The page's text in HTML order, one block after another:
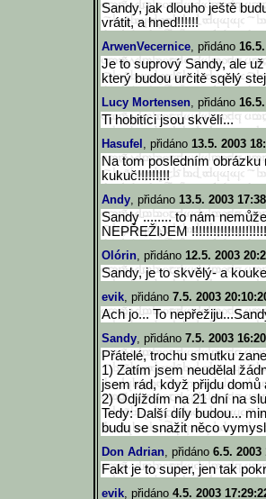
Sandy, jak dlouho ještě
vrátit, a hned!!!!!!
ArwenVecernice, přidáno
Je to suprový Sandy, ale
který budou určitě sqělý
Lucy Mortensen, přidáno
Ti hobitíci jsou skvělí...
Hasufel , přidáno 13.5. 2003
Na tom posledním
kukuč!!!!!!!!!
Andy, přidáno 13.5. 2003
Sandy ........ to nám
NEPŘEŽIJEM
Olórin, přidáno 12.5. 2003
Sandy, je to skvělý- a
evik, přidáno 7.5. 2003
Ach jo... To
Sandy, přidáno 7.5. 2003
Přátelé, trochu smutku
1) Zatím jsem neudělal
jsem rád, když přijdu
2) Odjíždím na 21 dní na
Tedy: Další díly budou...
budu se snažit něco
Don Adrian, přidáno 6.5. 2003
Fakt je to super, jen tak
evik, přidáno 4.5. 2003